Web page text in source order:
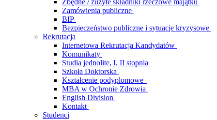
Zbędne / zużyte składniki rzeczowe majątku
Zamówienia publiczne
BIP
Bezpieczeństwo publiczne i sytuacje kryzysowe
Rekrutacja
Internetowa Rekrutacja Kandydatów
Komunikaty
Studia jednolite, I, II stopnia
Szkoła Doktorska
Kształcenie podyplomowe
MBA w Ochronie Zdrowia
English Division
Kontakt
Studenci